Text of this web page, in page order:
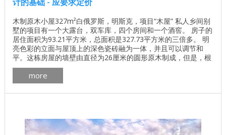
木制原木小屋327m²白俄罗斯，明斯克，项目“木屋” 私人乡间别
墅的项目有一个大露台，双车库，四个房间和一个酒窖。 房子的
居住面积为93.21平方米，总面积是327.73平方米的三倍多。 明
亮色彩的立面与屋顶上的深色瓷砖融为一体，并且可以调节和
平。这栋房屋的墙壁由直径为26厘米的圆形原木制成，但是，根
据客户的要求，其他材料也是可以的。开发的项目考虑了各个方
面，例如，在房子里提供图书馆和酒窖。 一楼面积76.61平方
米，一楼面积173.50平方米。第二个 - ...
more